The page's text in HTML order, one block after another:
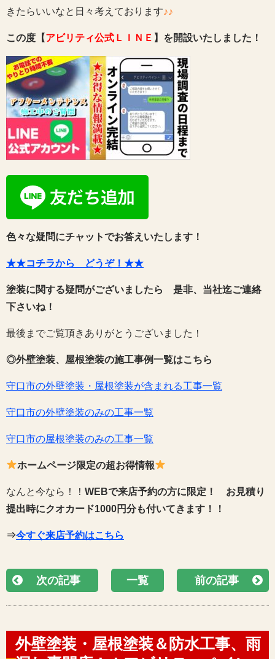
きたらいいなと日々考えております♪♪
この度【アビリティ公式ＬＩＮＥ 】を開設いたしました！
色々な疑問にチャットでお答えいたします！
★★コチラから どうぞ！★★
塗装に関する疑問がございましたら 是非、当社迄ご連絡
下さいね！
最後までご覧頂きありがとうございました！
◎外壁塗装、屋根塗装の施工事例一覧はこちら
守口市の外壁塗装・屋根塗装が含まれる工事一覧
守口市の外壁塗装のみの工事一覧
守口市の屋根塗装のみの工事一覧
ホームページ限定の超お得情報
なんと今なら！！ WEBで来店予約の方に限定！
お見積り
提出時にクオカード1000円分も付いてきます！！
⇒今すぐ来店予約はこちら
次の記事 一覧 前の記事
外壁塗装・屋根塗装＆防水工事、雨